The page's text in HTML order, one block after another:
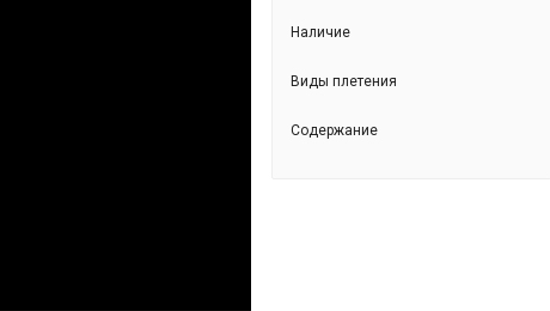
JKS205574-С9
Наличие
Виды плетения
Содержание